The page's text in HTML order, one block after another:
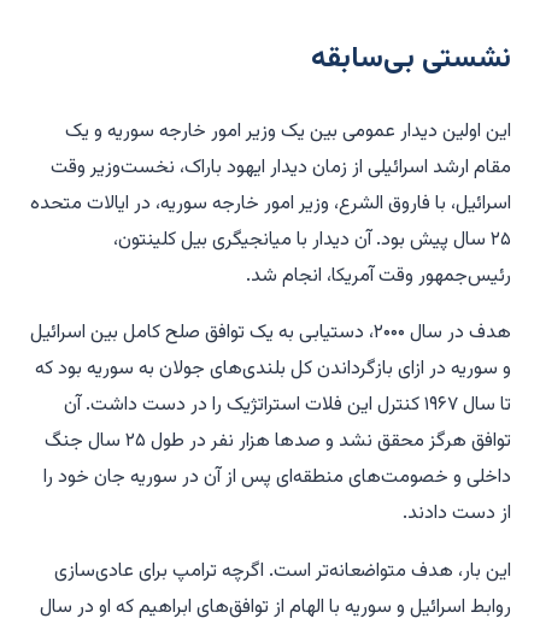
نشستی بی‌سابقه
این اولین دیدار عمومی بین یک وزیر امور خارجه سوریه و یک
مقام ارشد اسرائیلی از زمان دیدار ایهود باراک، نخست‌وزیر وقت
اسرائیل، با فاروق الشرع، وزیر امور خارجه سوریه، در ایالات متحده
۲۵ سال پیش بود. آن دیدار با میانجیگری بیل کلینتون،
رئیس‌جمهور وقت آمریکا، انجام شد.
هدف در سال ۲۰۰۰، دستیابی به یک توافق صلح کامل بین اسرائیل
و سوریه در ازای بازگرداندن کل بلندی‌های جولان به سوریه بود که
تا سال ۱۹۶۷ کنترل این فلات استراتژیک را در دست داشت. آن
توافق هرگز محقق نشد و صدها هزار نفر در طول ۲۵ سال جنگ
داخلی و خصومت‌های منطقه‌ای پس از آن در سوریه جان خود را
از دست دادند.
این بار، هدف متواضعانه‌تر است. اگرچه ترامپ برای عادی‌سازی
روابط اسرائیل و سوریه با الهام از توافق‌های ابراهیم که او در سال